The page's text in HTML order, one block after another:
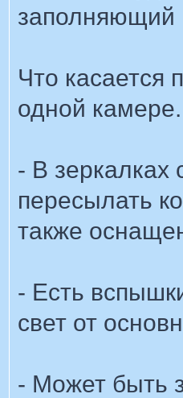
заполняющий
Что касается
одной
- В зеркалках
пересылать
также
- Есть
свет от
- Может быть